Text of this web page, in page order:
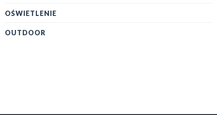
OŚWIETLENIE
OUTDOOR